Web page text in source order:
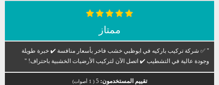
ممتاز
" ✅ شركة تركيب باركيه في ابوظبي خشب فاخر بأسعار منافسة ✔️ خبرة طويلة
وجودة عالية في التشطيب ✔️ اتصل الآن لتركيب الأرضيات الخشبية باحتراف! "
تقييم المستخدمون:5
(
1 أصوات)